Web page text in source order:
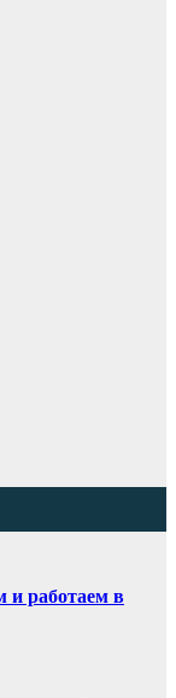
и работаем в